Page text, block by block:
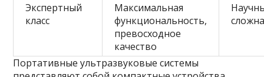
Экспертный
класс
Максимальная
функциональность,
превосходное
качество
Портативные ультразвуковые системы